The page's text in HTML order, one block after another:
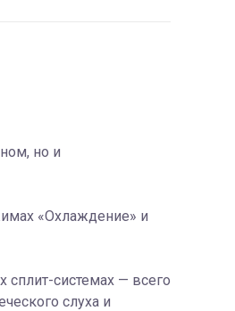
но и
«Охлаждение» и
системах — всего
слуха и